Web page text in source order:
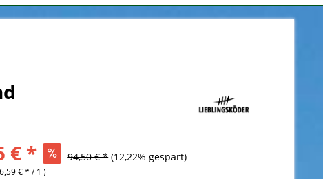
€ * 94,50 € * (12,22% gespart)
€ * / 1 )